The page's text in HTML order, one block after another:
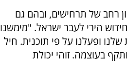
רחב של תרחישים, ובהם גם
הירי לעבר ישראל. "מימשנו
ופעלנו על פי תוכנית. חיל
בעוצמה. זוהי יכולת